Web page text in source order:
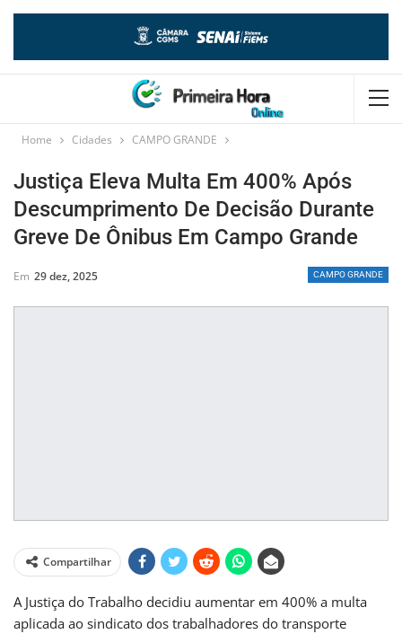
Home Cidades CAMPO GRANDE
Justiça Eleva Multa Em 400% Após
Descumprimento De Decisão Durante
Greve De Ônibus Em Campo Grande
CAMPO GRANDE
Em 29 dez, 2025
Compartilhar
A Justiça do Trabalho decidiu aumentar em 400% a multa
aplicada ao sindicato dos trabalhadores do transporte